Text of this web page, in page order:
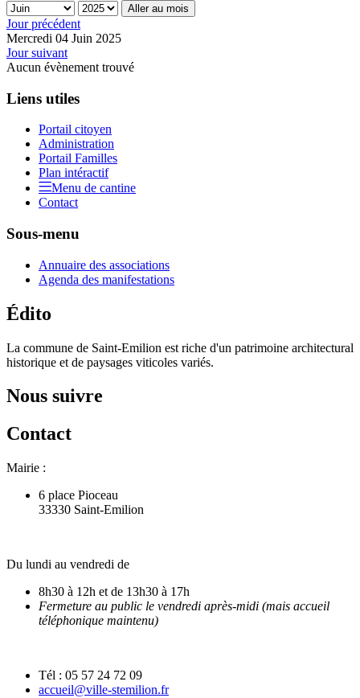
Aller au mois
Jour précédent
Mercredi 04 Juin 2025
Jour suivant
Aucun évènement trouvé
Liens utiles
Portail citoyen
Administration
Portail Familles
Plan intéractif
Menu de cantine
Contact
Sous-menu
Annuaire des associations
Agenda des manifestations
Édito
La commune de Saint-Emilion est riche d'un patrimoine architectural
historique et de paysages viticoles variés.
Nous suivre
Contact
Mairie :
6 place Pioceau
33330 Saint-Emilion
Du lundi au vendredi de
8h30 à 12h et de 13h30 à 17h
Fermeture au public le vendredi après-midi (mais accueil
téléphonique maintenu)
Tél : 05 57 24 72 09
accueil@ville-stemilion.fr